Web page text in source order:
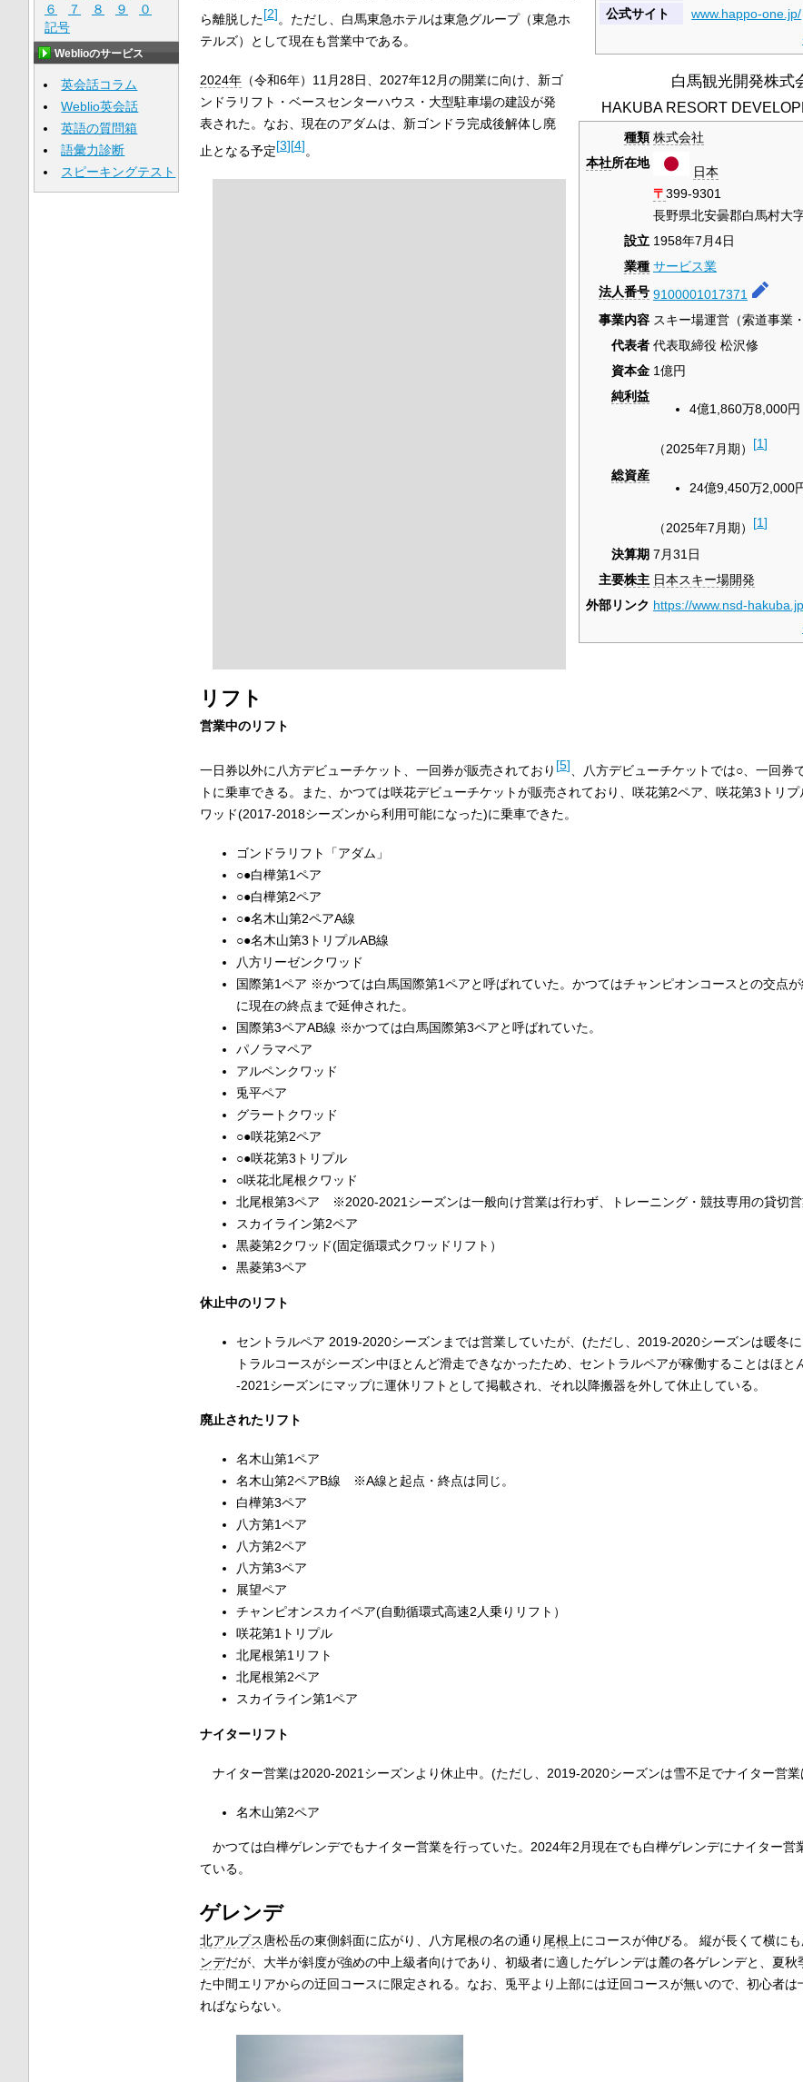
公式サイト
www.happo-one.jp/
白馬観光開発株式
HAKUBA RESORT
種類 株式会社
本社所在地
日本
〒399-9301
長野県北安曇郡白馬村大
設立 1958年7月4日
業種 サービス業
法人番号 9100001017371
事業内容 スキー場運営（索道事業
代表者 代表取締役 松沢修
資本金 1億円
純利益
4億1,860万8,000円
（2025年7月期） [1]
総資産
24億9,450万2,000
（2025年7月期） [1]
決算期 7月31日
主要株主 日本スキー場開発
外部リンク https://www.nsd-
ら離脱した[2]。ただし、白馬東急ホテルは東急グループ（東急ホ
テルズ）として現在も営業中である。
2024年（令和6年）11月28日、2027年12月の開業に向け、新ゴ
ンドラリフト・ベースセンターハウス・大型駐車場の建設が発
表された。なお、現在のアダムは、新ゴンドラ完成後解体し廃
止となる予定[3][4]。
リフト
営業中のリフト
一日券以外に八方デビューチケット、一回券が販売されており [5] 、八方デビューチケットでは○、一回券
トに乗車できる。また、かつては咲花デビューチケットが販売されており、咲花第2ペア、咲花第3トリプ
ワッド(2017-2018シーズンから利用可能になった)に乗車できた。
ゴンドラリフト「アダム」
○●白樺第1ペア
○●白樺第2ペア
○●名木山第2ペアA線
○●名木山第3トリプルAB線
八方リーゼンクワッド
国際第1ペア ※かつては白馬国際第1ペアと呼ばれていた。かつてはチャンピオンコースとの交点
に現在の終点まで延伸された。
国際第3ペアAB線 ※かつては白馬国際第3ペアと呼ばれていた。
パノラマペア
アルペンクワッド
兎平ペア
グラートクワッド
○●咲花第2ペア
○●咲花第3トリプル
○咲花北尾根クワッド
北尾根第3ペア ※2020-2021シーズンは一般向け営業は行わず、トレーニング・競技専用の貸切営
スカイライン第2ペア
黒菱第2クワッド(固定循環式クワッドリフト）
黒菱第3ペア
休止中のリフト
セントラルペア 2019-2020シーズンまでは営業していたが、(ただし、2019-2020シーズンは暖冬
トラルコースがシーズン中ほとんど滑走できなかったため、セントラルペアが稼働することはほと
-2021シーズンにマップに運休リフトとして掲載され、それ以降搬器を外して休止している。
廃止されたリフト
名木山第1ペア
名木山第2ペアB線 ※A線と起点・終点は同じ。
白樺第3ペア
八方第1ペア
八方第2ペア
八方第3ペア
展望ペア
チャンピオンスカイペア(自動循環式高速2人乗りリフト）
咲花第1トリプル
北尾根第1リフト
北尾根第2ペア
スカイライン第1ペア
ナイターリフト
ナイター営業は2020-2021シーズンより休止中。(ただし、2019-2020シーズンは雪不足でナイター営業
名木山第2ペア
かつては白樺ゲレンデでもナイター営業を行っていた。2024年2月現在でも白樺ゲレンデにナイター営
ている。
ゲレンデ
北アルプス唐松岳の東側斜面に広がり、八方尾根の名の通り 尾根上にコースが伸びる。 縦が長くて横に
ンデだが、大半が斜度が強めの中上級者向けであり、初級者に適したゲレンデは麓の各ゲレンデと、夏秋
た中間エリアからの迂回コースに限定される。なお、兎平より上部には迂回コースが無いので、初心者は
ればならない。
６
７ ８ ９
０
記号
Weblioのサービス
英会話コラム
Weblio英会話
英語の質問箱
語彙力診断
スピーキングテスト